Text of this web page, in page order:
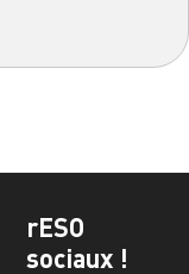
rESO
sociaux !